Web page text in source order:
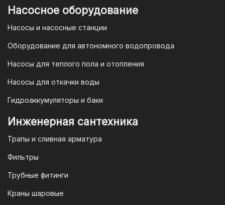
быть уверены в том, что мы действуем
в рамках действующего
Законодательства Российской
Федерации и Ваши права, как
отопительной техники (котлы, газовые
монтажа, необходимо вызывать
специалиста из
ЦЕНТРА на первый запуск
оборудования (пуско-наладочные
Насосное оборудование
Насосы и насосные станции
Оборудование для автономного водопровода
Насосы для теплого пола и отопления
Насосы для откачки воды
Гидроаккумуляторы и баки
Инженерная сантехника
Трапы и сливная арматура
Фильтры
Трубные фитинги
Краны шаровые